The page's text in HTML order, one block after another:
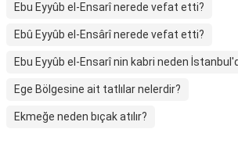
Ebu Eyyûb el-Ensarî nerede vefat etti?
Ebû Eyyûb el-Ensârî nerede vefat etti?
Ebu Eyyûb el-Ensarî nin kabri neden
Ege Bölgesine ait tatlılar nelerdir?
Ekmeğe neden bıçak atılır?